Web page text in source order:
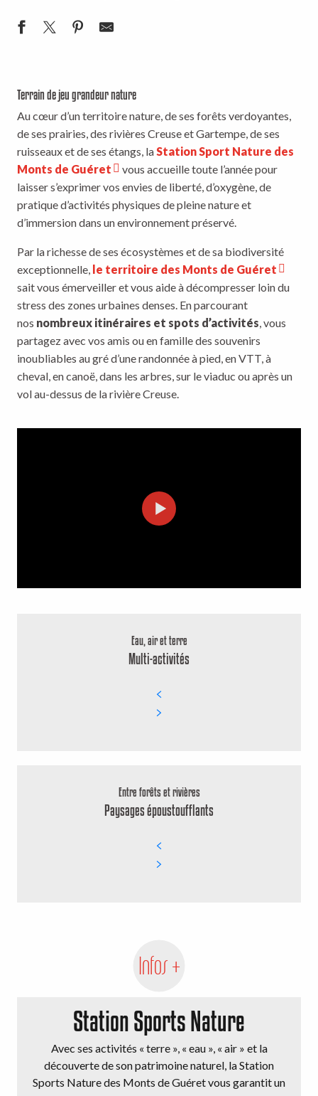
Terrain de jeu grandeur nature
Au cœur d’un territoire nature, de ses forêts verdoyantes,
de ses prairies, des rivières Creuse et Gartempe, de ses
ruisseaux et de ses étangs, laStation Sport Nature des
Monts de Guéret
vous accueille toute l’année pour
laisser s’exprimer vos envies de liberté, d’oxygène, de
pratique d’activités physiques de pleine nature et
d’immersion dans un environnement préservé.
Par la richesse de ses écosystèmes et de sa biodiversité
exceptionnelle, le territoire des Monts de Guéret
sait vous émerveiller et vous aide à décompresser loin du
stress des zones urbaines denses. En parcourant
nos nombreux itinéraires et spots d’activités, vous
partagez avec vos amis ou en famille des souvenirs
inoubliables au gré d’une randonnée à pied, en VTT, à
cheval, en canoë, dans les arbres, sur le viaduc ou après un
vol au-dessus de la rivière Creuse.
Eau, air et terre
Multi-activités
Entre forêts et rivières
Paysages époustoufflants
Infos +
Station Sports Nature
Avec ses activités « terre », « eau », « air » et la
découverte de son patrimoine naturel, la Station
Sports Nature des Monts de Guéret vous garantit un